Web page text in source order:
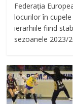
Federația
locurilor în
ierarhiile fiind
sezoanele 2023/